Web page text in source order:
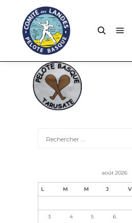
août 2026
L M M J V
3 4 5 6